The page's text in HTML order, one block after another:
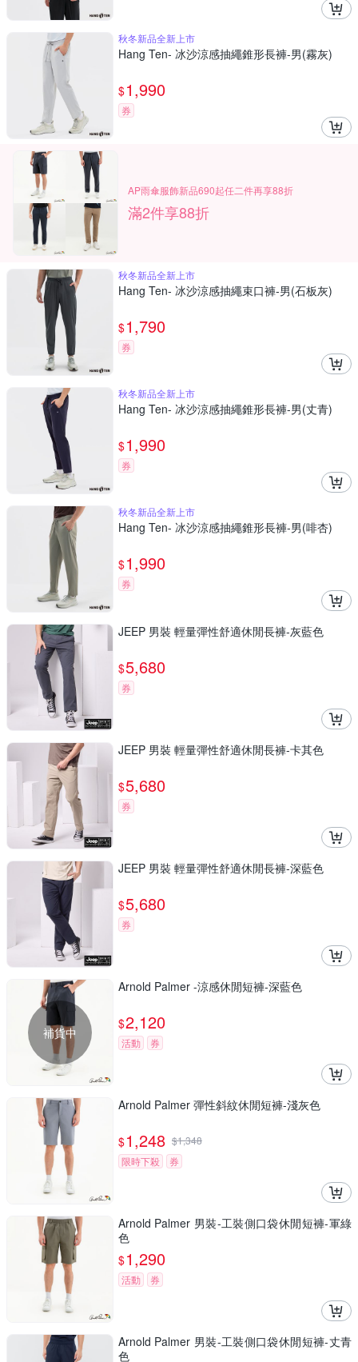
秋冬新品全新上市
Hang Ten- 冰沙涼感抽繩錐形長褲-男(霧灰)
$1,990
券
AP雨傘服飾新品690起任二件再享88折
滿2件享88折
秋冬新品全新上市
Hang Ten- 冰沙涼感抽繩束口褲-男(石板灰)
$1,790
券
秋冬新品全新上市
Hang Ten- 冰沙涼感抽繩錐形長褲-男(丈青)
$1,990
券
秋冬新品全新上市
Hang Ten- 冰沙涼感抽繩錐形長褲-男(啡杏)
$1,990
券
JEEP 男裝 輕量彈性舒適休閒長褲-灰藍色
$5,680
券
JEEP 男裝 輕量彈性舒適休閒長褲-卡其色
$5,680
券
JEEP 男裝 輕量彈性舒適休閒長褲-深藍色
$5,680
券
補貨中
Arnold Palmer -涼感休閒短褲-深藍色
$2,120
活動 券
Arnold Palmer 彈性斜紋休閒短褲-淺灰色
$1,248 $1,348
限時下殺
券
Arnold Palmer 男裝-工裝側口袋休閒短褲-軍綠
色
$1,290
活動 券
Arnold Palmer 男裝-工裝側口袋休閒短褲-丈青
色